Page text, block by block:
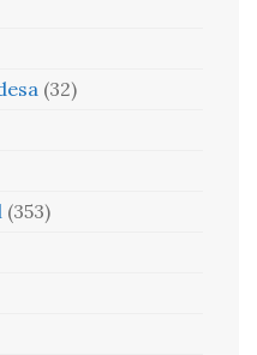
(32)
(353)